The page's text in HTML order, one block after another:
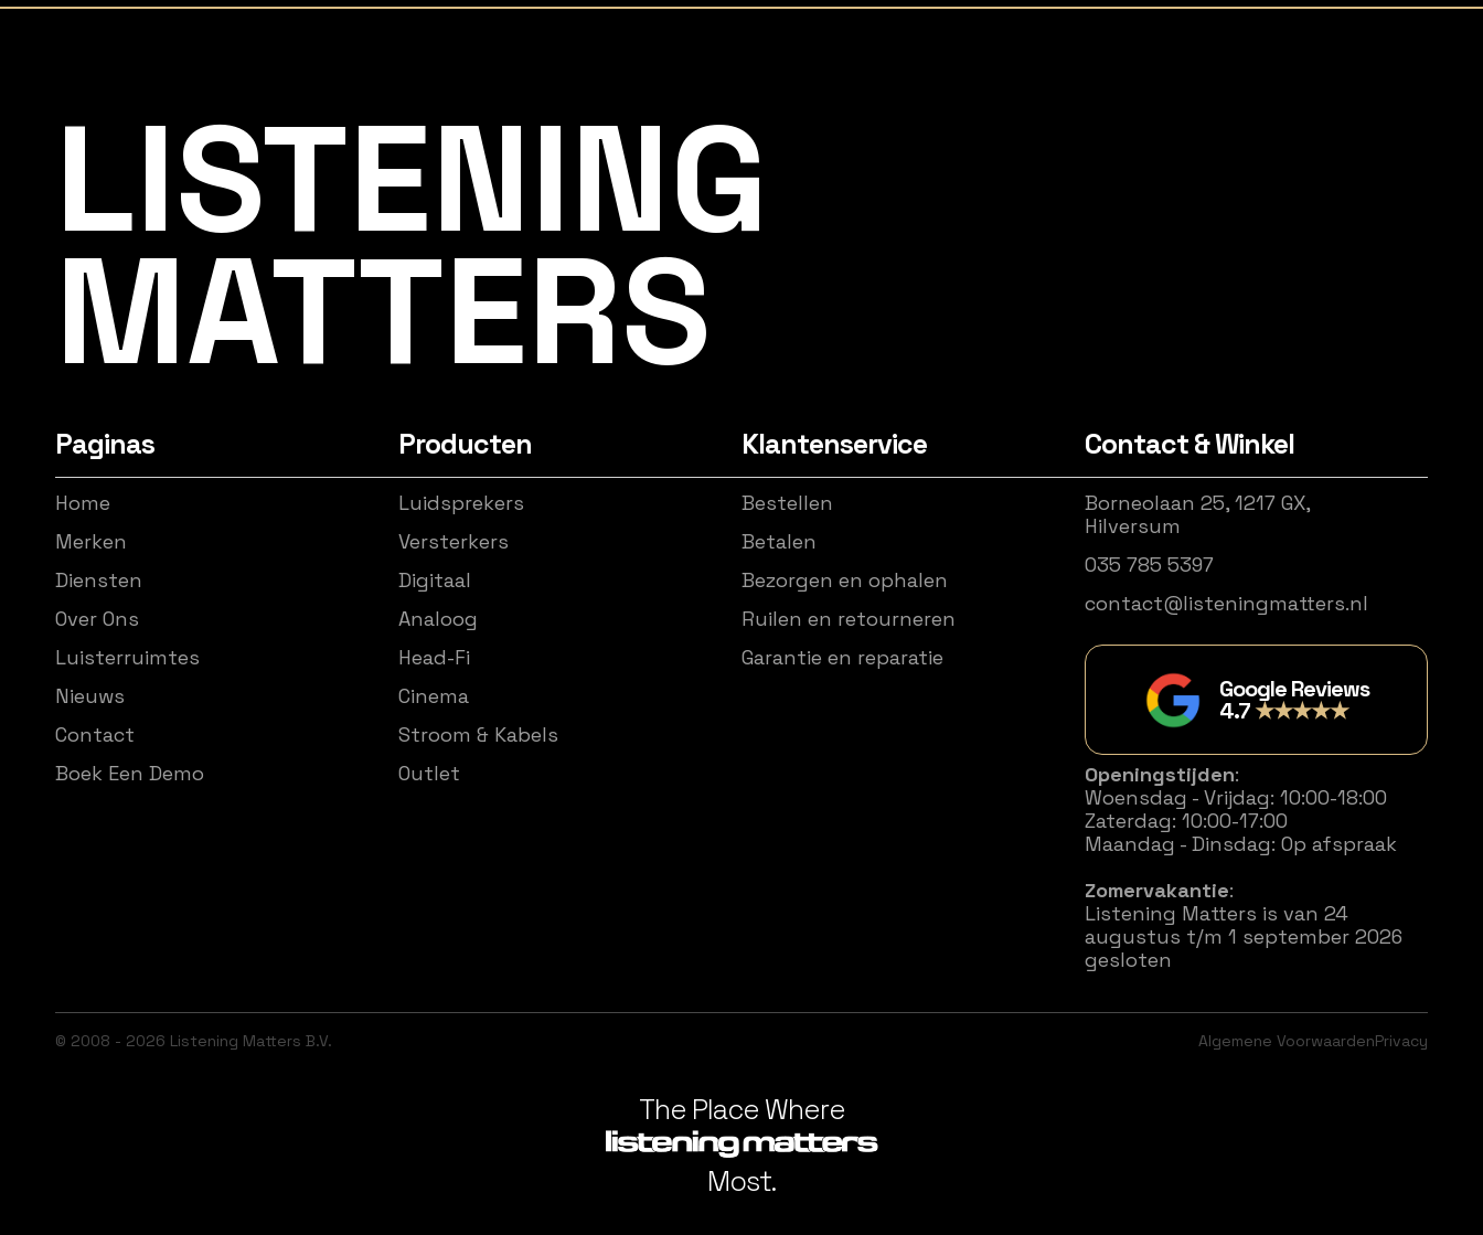
LISTENING
MATTERS
Paginas
Home
Merken
Diensten
Over Ons
Luisterruimtes
Nieuws
Contact
Boek Een Demo
Producten
Luidsprekers
Versterkers
Digitaal
Analoog
Head-Fi
Cinema
Stroom & Kabels
Outlet
Klantenservice
Bestellen
Betalen
Bezorgen en ophalen
Ruilen en retourneren
Garantie en reparatie
Contact & Winkel
Borneolaan 25, 1217 GX,
Hilversum
035 785 5397
contact@listeningmatters.nl
Google Reviews
4.7★★★★★
Openingstijden:
Woensdag - Vrijdag: 10:00-18:00
Zaterdag: 10:00-17:00
Maandag - Dinsdag: Op afspraak
Zomervakantie:
Listening Matters is van 24
augustus t/m 1 september 2026
gesloten
© 2008 - 2026 Listening Matters B.V. Algemene VoorwaardenPrivacy
The Place Where
Most.